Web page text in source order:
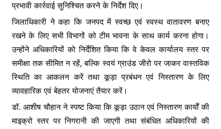
प्रभावी कार्रवाई सुनिश्चित करने के निर्देश दिए।
जिलाधिकारी ने कहा कि जनपद में स्वच्छ एवं स्वस्थ वातावरण बनाए
रखने के लिए सभी विभागों को टीम भावना के साथ कार्य करना होगा।
उन्होंने अधिकारियों को निर्देशित किया कि वे केवल कार्यालय स्तर पर
समीक्षा तक सीमित न रहें, बल्कि स्वयं ग्राउंड जीरो पर जाकर वास्तविक
स्थिति का आकलन करें तथा कूड़ा प्रबंधन एवं निस्तारण के लिए
व्यावहारिक एवं बेहतर योजनाएं तैयार करें।
डॉ. आशीष चौहान ने स्पष्ट किया कि कूड़ा उठान एवं निस्तारण कार्यों की
माइक्रो स्तर पर निगरानी की जाएगी तथा संबंधित अधिकारियों की